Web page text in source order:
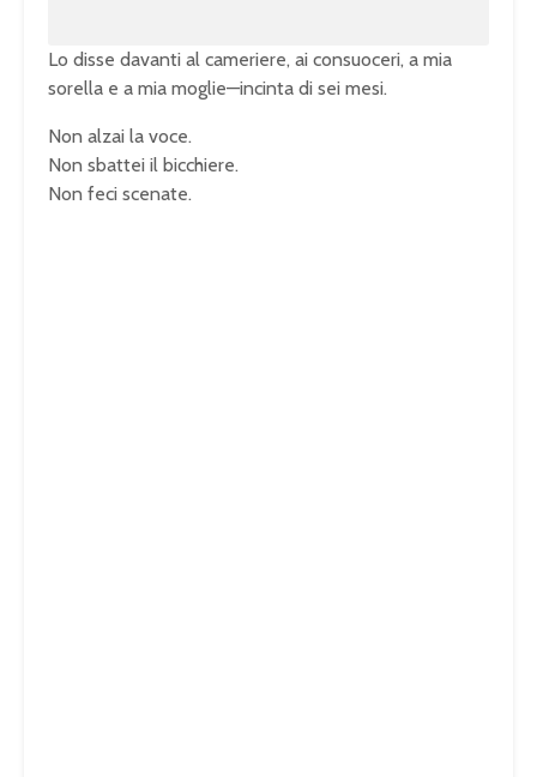
Lo disse davanti al cameriere, ai consuoceri, a mia
sorella e a mia moglie—incinta di sei mesi.
Non alzai la voce.
Non sbattei il bicchiere.
Non feci scenate.